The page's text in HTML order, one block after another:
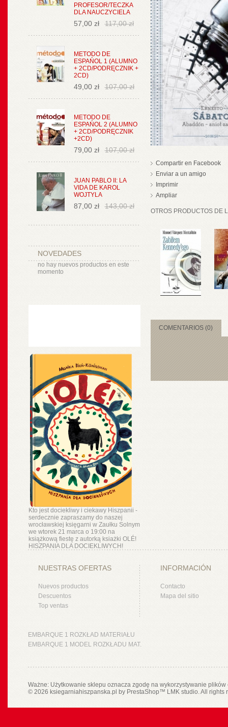
PROFESOR/TECZKA
DLA NAUCZYCIELA
57,00 zł 117,00 zł
METODO DE
ESPAŃOL 1 (ALUMNO
+ 2CD/PODRĘCZNIK +
2CD)
49,00 zł 107,00 zł
METODO DE
ESPAŃOL 2 (ALUMNO
+ 2CD/PODRĘCZNIK
+2CD)
79,00 zł 107,00 zł
JUAN PABLO II: LA
VIDA DE KAROL
WOJTYLA
87,00 zł 143,00 zł
NOVEDADES
no hay nuevos productos en este
momento
Kto jest dociekliwy i ciekawy Hiszpanii -
serdecznie zapraszamy do naszej
wrocławskiej księgarni w Zaułku Solnym
we wtorek 21 marca o 19:00 na
książkową fiestę z autorką ksiażki OLÉ!
HISZPANIA DLA DOCIEKLIWYCH!
Compartir en Facebook
Enviar a un amigo
Imprimir
Ampliar
OTROS PRODUCTOS DE
COMENTARIOS (0)
NUESTRAS OFERTAS
Nuevos productos
Descuentos
Top ventas
INFORMACIÓN
Contacto
Mapa del sitio
EMBARQUE 1 ROZKŁAD MATERIAŁU
EMBARQUE 1 MODEL ROZKŁADU MAT.
Ważne: Użytkowanie sklepu oznacza zgodę na wykorzystywanie
© 2026 ksiegarniahiszpanska.pl by PrestaShop™ LMK studio. All rights